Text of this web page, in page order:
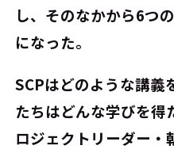
し、そのなかから6つ
になった。
SCPはどのような講義
たちはどんな学びを得
ロジェクトリーダー・